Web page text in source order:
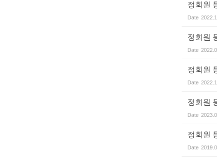
정회원
Date
정회원
Date
정회원
Date
정회원
Date
정회원
Date